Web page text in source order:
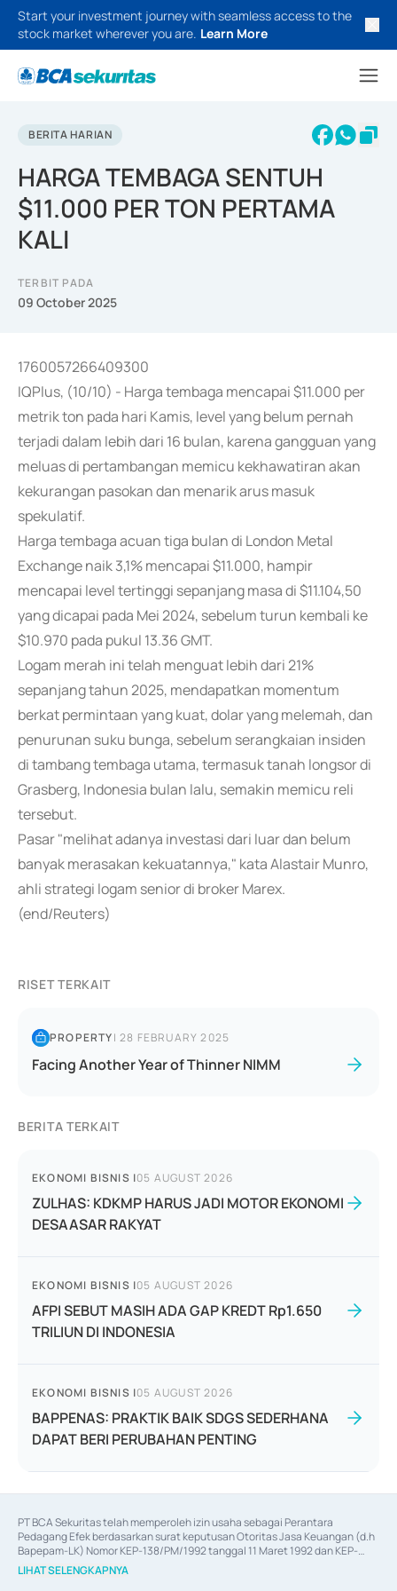
Start your investment journey with seamless access to the
stock market wherever you are. Learn More
BERITA HARIAN
HARGA TEMBAGA SENTUH
$11.000 PER TON PERTAMA
KALI
TERBIT PADA
09 October 2025
1760057266409300
IQPlus, (10/10) - Harga tembaga mencapai $11.000 per
metrik ton pada hari Kamis, level yang belum pernah
terjadi dalam lebih dari 16 bulan, karena gangguan yang
meluas di pertambangan memicu kekhawatiran akan
kekurangan pasokan dan menarik arus masuk
spekulatif.
Harga tembaga acuan tiga bulan di London Metal
Exchange naik 3,1% mencapai $11.000, hampir
mencapai level tertinggi sepanjang masa di $11.104,50
yang dicapai pada Mei 2024, sebelum turun kembali ke
$10.970 pada pukul 13.36 GMT.
Logam merah ini telah menguat lebih dari 21%
sepanjang tahun 2025, mendapatkan momentum
berkat permintaan yang kuat, dolar yang melemah, dan
penurunan suku bunga, sebelum serangkaian insiden
di tambang tembaga utama, termasuk tanah longsor di
Grasberg, Indonesia bulan lalu, semakin memicu reli
tersebut.
Pasar "melihat adanya investasi dari luar dan belum
banyak merasakan kekuatannya," kata Alastair Munro,
ahli strategi logam senior di broker Marex.
(end/Reuters)
RISET TERKAIT
PROPERTY|28 FEBRUARY 2025
Facing Another Year of Thinner NIMM
BERITA TERKAIT
EKONOMI BISNIS |05 AUGUST 2026
ZULHAS: KDKMP HARUS JADI MOTOR EKONOMI
DESAASAR RAKYAT
EKONOMI BISNIS |05 AUGUST 2026
AFPI SEBUT MASIH ADA GAP KREDT Rp1.650
TRILIUN DI INDONESIA
EKONOMI BISNIS |05 AUGUST 2026
BAPPENAS: PRAKTIK BAIK SDGS SEDERHANA
DAPAT BERI PERUBAHAN PENTING
PT BCA Sekuritas telah memperoleh izin usaha sebagai Perantara
Pedagang Efek berdasarkan surat keputusan Otoritas Jasa Keuangan (d.h
Bapepam-LK) Nomor KEP-138/PM/1992 tanggal 11 Maret 1992 dan KEP-
06/D.04/2014 tanggal 28 Februari 2014, izin usaha sebagai Penjamin Emisi
Efek berdasarkan surat keputusan Otoritas Jasa Keuangan Nomor KEP-
LIHAT SELENGKAPNYA